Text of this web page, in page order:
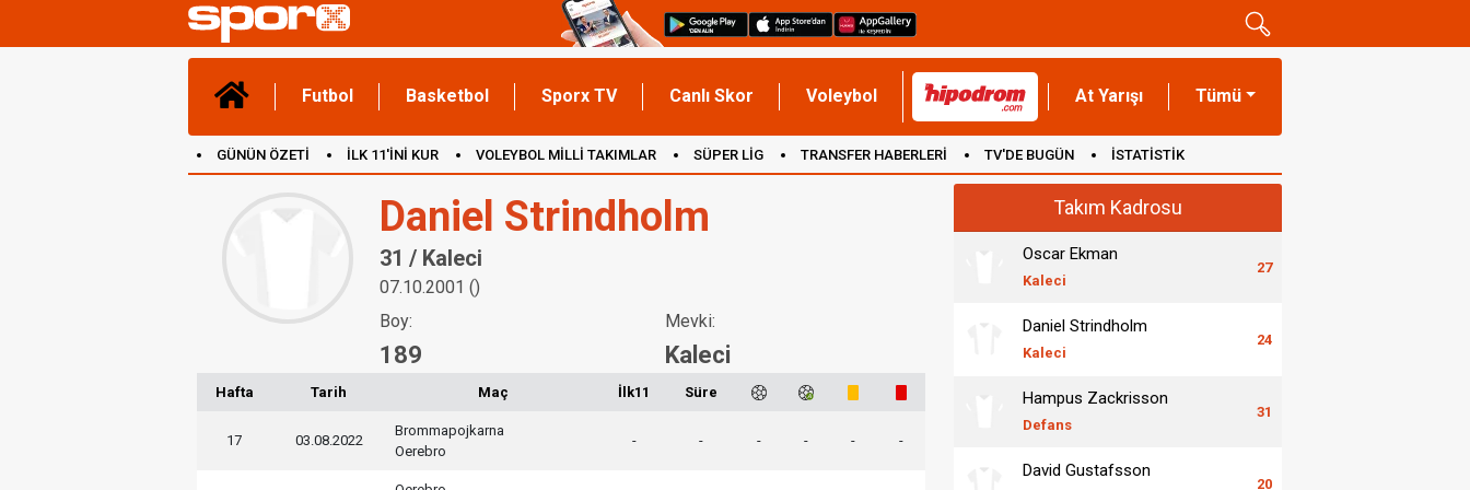
Futbol Basketbol Sporx TV Canlı Skor Voleybol At Yarışı Tümü
GÜNÜN ÖZETİ İLK 11'İNİ KUR VOLEYBOL MİLLİ TAKIMLAR SÜPER LİG TRANSFER HABERLERİ TV'DE BUGÜN İSTATİSTİK
Daniel Strindholm
31 / Kaleci
07.10.2001 ()
Boy:
189
Mevki:
Kaleci
Hafta Tarih Maç İlk11 Süre
17 03.08.2022
Brommapojkarna
Oerebro
- - - - - -
Takım Kadrosu
Oscar Ekman
Kaleci
27
Daniel Strindholm
Kaleci
24
Hampus Zackrisson
Defans
31
David Gustafsson
20